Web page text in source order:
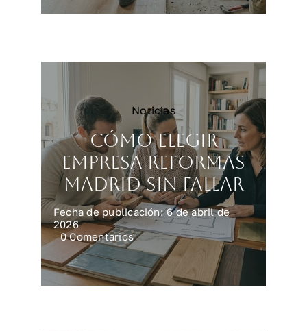
una
casa
Noticias
Cómo elegir
empresa reformas
Madrid sin fallar
Fecha de publicación: 6 de abril de
2026
0 Comentarioson
Cómo
elegir
empresa
reformas